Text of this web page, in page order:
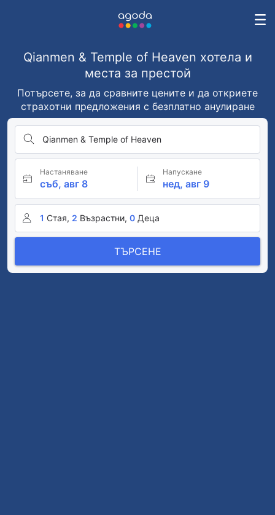
Qianmen & Temple of Heaven хотела и
места за престой
Потърсете, за да сравните цените и да откриете
страхотни предложения с безплатно анулиране
Qianmen & Temple of Heaven
Настаняване
съб, авг 8
Напускане
нед, авг 9
1 Стая, 2 Възрастни, 0 Деца
ТЪРСЕНЕ